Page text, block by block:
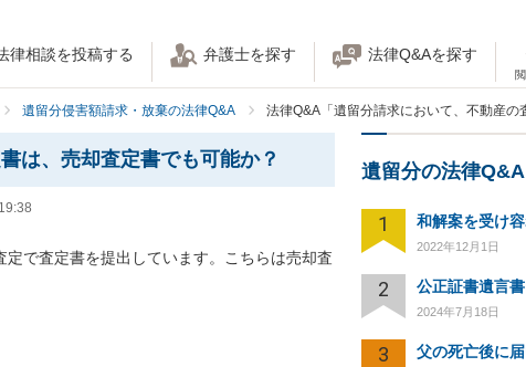
律相談を投稿する 弁護士を探す 法律Q&Aを探す
遺留分侵害額請求・放棄の法律Q&A 法律Q&A「遺留分請求において、不動産の
は、売却査定書でも可能か？
で査定書を提出しています。こちらは売却査
遺留分の法律
1
2022年12月1日
2
2024年7月18日
3